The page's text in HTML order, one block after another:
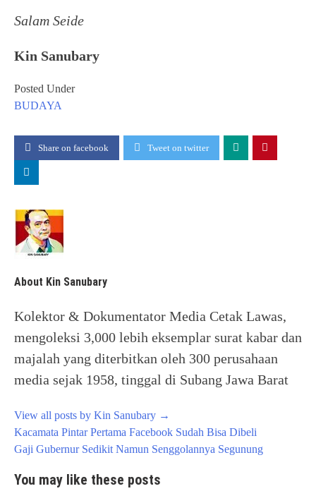
Salam Seide
Kin Sanubary
Posted Under
BUDAYA
Share on facebook Tweet on twitter
About Kin Sanubary
Kolektor & Dokumentator Media Cetak Lawas,
mengoleksi 3,000 lebih eksemplar surat kabar dan
majalah yang diterbitkan oleh 300 perusahaan
media sejak 1958, tinggal di Subang Jawa Barat
View all posts by Kin Sanubary →
Post
navigation
Kacamata Pintar Pertama Facebook Sudah Bisa Dibeli
Gaji Gubernur Sedikit Namun Senggolannya Segunung
You may like these posts